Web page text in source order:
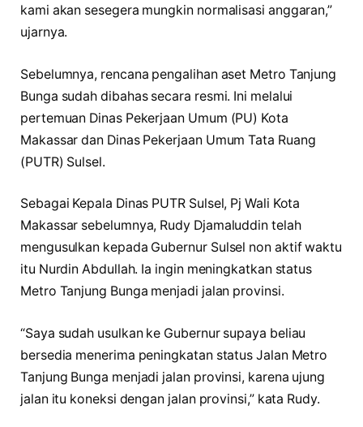
kami akan sesegera mungkin normalisasi anggaran,”
ujarnya.
Sebelumnya, rencana pengalihan aset Metro Tanjung
Bunga sudah dibahas secara resmi. Ini melalui
pertemuan Dinas Pekerjaan Umum (PU) Kota
Makassar dan Dinas Pekerjaan Umum Tata Ruang
(PUTR) Sulsel.
Sebagai Kepala Dinas PUTR Sulsel, Pj Wali Kota
Makassar sebelumnya, Rudy Djamaluddin telah
mengusulkan kepada Gubernur Sulsel non aktif waktu
itu Nurdin Abdullah. Ia ingin meningkatkan status
Metro Tanjung Bunga menjadi jalan provinsi.
“Saya sudah usulkan ke Gubernur supaya beliau
bersedia menerima peningkatan status Jalan Metro
Tanjung Bunga menjadi jalan provinsi, karena ujung
jalan itu koneksi dengan jalan provinsi,” kata Rudy.